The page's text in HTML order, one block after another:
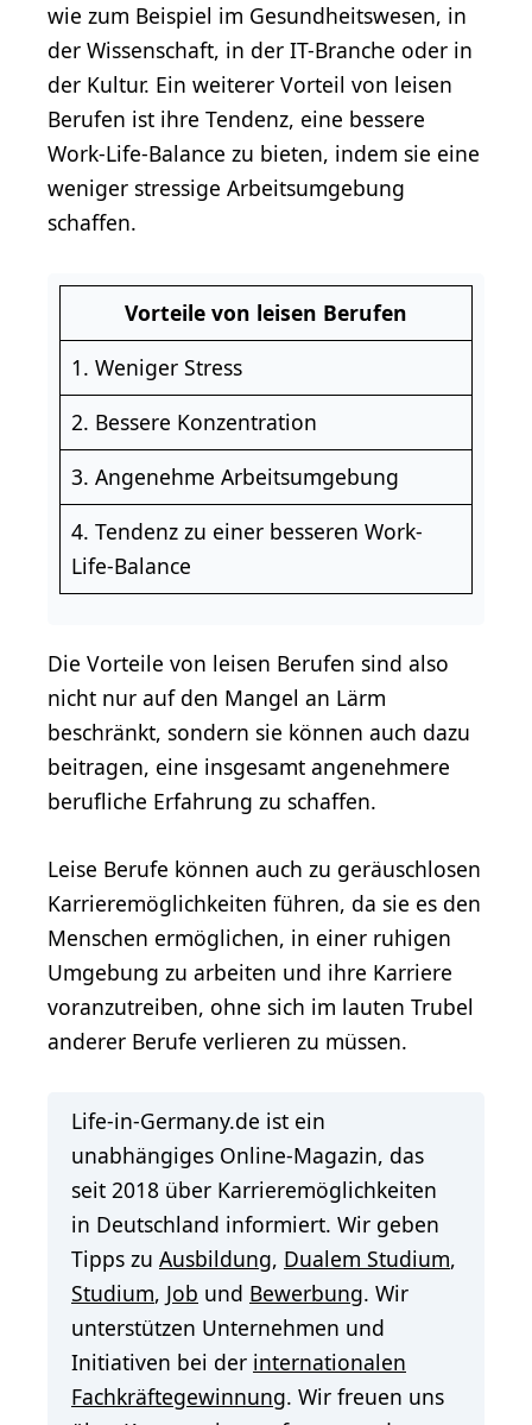
wie zum Beispiel im Gesundheitswesen, in
der Wissenschaft, in der IT-Branche oder in
der Kultur. Ein weiterer Vorteil von leisen
Berufen ist ihre Tendenz, eine bessere
Work-Life-Balance zu bieten, indem sie eine
weniger stressige Arbeitsumgebung
schaffen.
Vorteile von leisen Berufen
1. Weniger Stress
2. Bessere Konzentration
3. Angenehme Arbeitsumgebung
4. Tendenz zu einer besseren Work-
Life-Balance
Die Vorteile von leisen Berufen sind also
nicht nur auf den Mangel an Lärm
beschränkt, sondern sie können auch dazu
beitragen, eine insgesamt angenehmere
berufliche Erfahrung zu schaffen.
Leise Berufe können auch zu geräuschlosen
Karrieremöglichkeiten führen, da sie es den
Menschen ermöglichen, in einer ruhigen
Umgebung zu arbeiten und ihre Karriere
voranzutreiben, ohne sich im lauten Trubel
anderer Berufe verlieren zu müssen.
Life-in-Germany.de ist ein
unabhängiges Online-Magazin, das
seit 2018 über Karrieremöglichkeiten
in Deutschland informiert. Wir geben
Tipps zu Ausbildung, Dualem Studium,
Studium, Job und Bewerbung. Wir
unterstützen Unternehmen und
Initiativen bei der internationalen
Fachkräftegewinnung. Wir freuen uns